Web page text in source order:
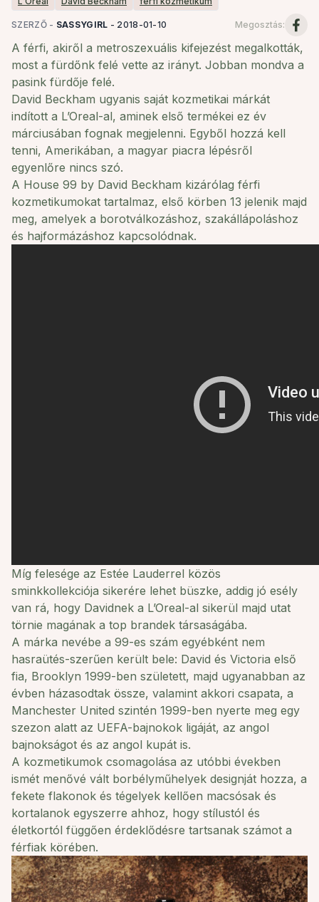
SZERZŐ - SASSYGIRL - 2018-01-10 Megosztás:
A férfi, akiről a metroszexuális kifejezést megalkották,
most a fürdőnk felé vette az irányt. Jobban mondva a
pasink fürdője felé.
David Beckham ugyanis saját kozmetikai márkát
indított a L’Oreal-al, aminek első termékei ez év
márciusában fognak megjelenni. Egyből hozzá kell
tenni, Amerikában, a magyar piacra lépésről
egyenlőre nincs szó.
A House 99 by David Beckham kizárólag férfi
kozmetikumokat tartalmaz, első körben 13 jelenik majd
meg, amelyek a borotválkozáshoz, szakállápoláshoz
és hajformázáshoz kapcsolódnak.
Míg felesége az Estée Lauderrel közös
sminkkollekciója sikerére lehet büszke, addig jó esély
van rá, hogy Davidnek a L’Oreal-al sikerül majd utat
törnie magának a top brandek társaságába.
A márka nevébe a 99-es szám egyébként nem
hasraütés-szerűen került bele: David és Victoria első
fia, Brooklyn 1999-ben született, majd ugyanabban az
évben házasodtak össze, valamint akkori csapata, a
Manchester United szintén 1999-ben nyerte meg egy
szezon alatt az UEFA-bajnokok ligáját, az angol
bajnokságot és az angol kupát is.
A kozmetikumok csomagolása az utóbbi években
ismét menővé vált borbélyműhelyek designját hozza, a
fekete flakonok és tégelyek kellően macsósak és
kortalanok egyszerre ahhoz, hogy stílustól és
életkortól függően érdeklődésre tartsanak számot a
férfiak körében.